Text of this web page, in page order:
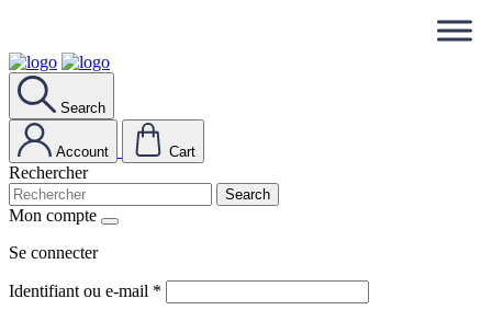
Search
Account Cart
Rechercher
Search
Mon compte
Se connecter
Identifiant ou e-mail *